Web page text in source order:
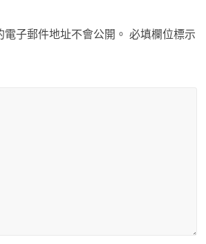
子郵件地址不會公開。 必填欄位標示